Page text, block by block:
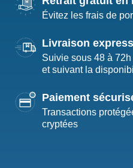
Évitez les frais de
Livraison express
Suivie sous 48 à 72h
et suivant la
Paiement
Transactions
cryptées